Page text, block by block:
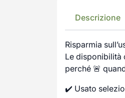
Descrizione
Risparmia
Le disponibilità
perché 🚨
✔️ Usato